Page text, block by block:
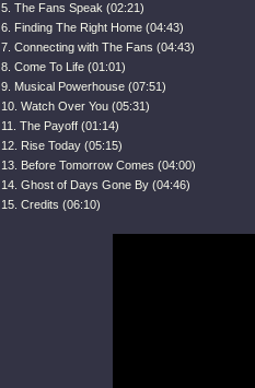
5. The Fans Speak (02:21)
6. Finding The Right Home (04:43)
7. Connecting with The Fans (04:43)
8. Come To Life (01:01)
9. Musical Powerhouse (07:51)
10. Watch Over You (05:31)
11. The Payoff (01:14)
12. Rise Today (05:15)
13. Before Tomorrow Comes (04:00)
14. Ghost of Days Gone By (04:46)
15. Credits (06:10)